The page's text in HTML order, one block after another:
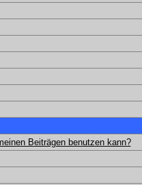
Beiträgen benutzen kann?